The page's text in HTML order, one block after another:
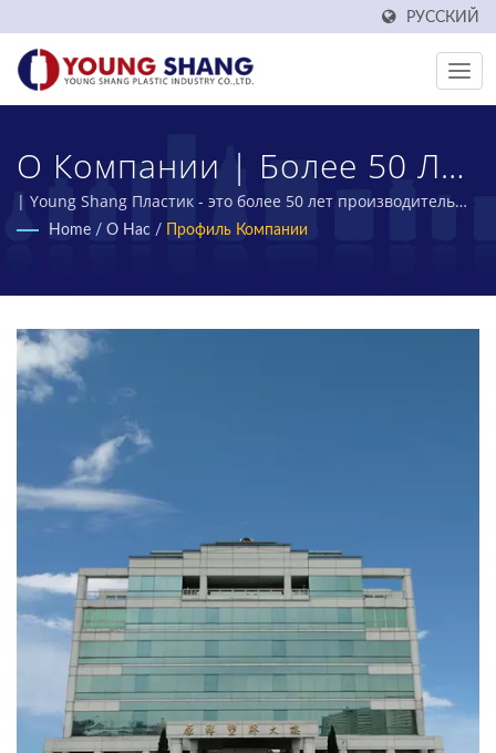
РУССКИЙ
О Компании | Более 50 Лет
Производитель
И Банок Для Пищевых
Продуктов | YOUNG SHANG
PLASTIC INDUSTRY CO., LTD.
| Young Shang Пластик - это более 50 лет производитель
ПЭТ преформ и ПЭТ бутылок из Тайваня.
Home / О Нас / Профиль Компании